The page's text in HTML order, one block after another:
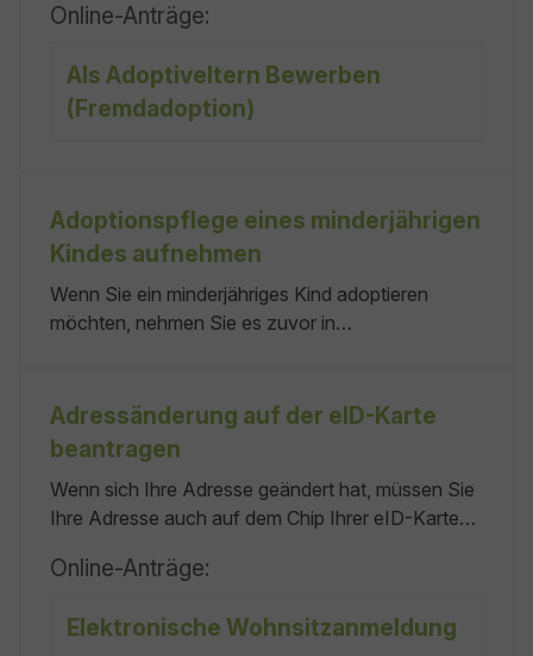
sozialen Umfeld aufwachsen können. Die
in freier Trägerschaft Keine In der Regel:
Online-Anträge:
Als Adoptiveltern Bewerben
(Fremdadoption)
Adoptionspflege eines minderjährigen
Kindes aufnehmen
Wenn Sie ein minderjähriges Kind adoptieren
möchten, nehmen Sie es zuvor in
entstehen wird. Die Adoptionspflege ist gesetzlich
vorgeschrieben. Bei Beginn der Adoptionspflege
muss gewährleistet sein:
Adressänderung auf der eID-Karte
beantragen
Wenn sich Ihre Adresse geändert hat, müssen Sie
Ihre Adresse auch auf dem Chip Ihrer eID-Karte
haben, müssen Sie für die Adressänderung auf
Karte-Behörde am Ort Ihres Hauptwohnsitzes
Online-Anträge:
Elektronische Wohnsitzanmeldung